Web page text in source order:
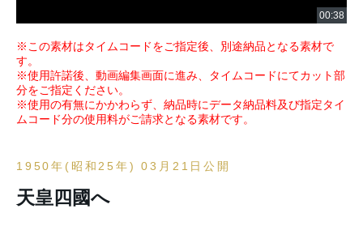
※この素材はタイムコードをご指定後、別途納品となる素材で
す。
※使用許諾後、動画編集画面に進み、タイムコードにてカット部
分をご指定ください。
※使用の有無にかかわらず、納品時にデータ納品料及び指定タイ
ムコード分の使用料がご請求となる素材です。
1950年(昭和25年) 03月21日公開
天皇四國へ